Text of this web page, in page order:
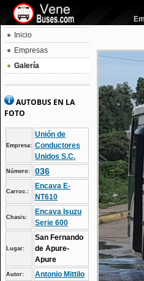
Inicio
Empresas
Galería
AUTOBUS EN LA
FOTO
Empresa:
Unión de
Conductores
Unidos S.C.
Número: 036
Carroc.:
Encava E-
NT610
Chasis:
Encava Isuzu
Serie 600
Lugar:
San Fernando
de Apure-
Apure
Autor:
Antonio Mittilo